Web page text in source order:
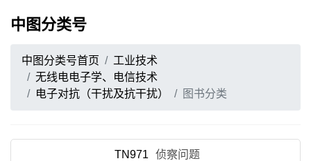
中图分类号
中图分类号首页
工业技术
无线电电子学、电信技术
电子对抗（干扰及抗干扰）
图书分类
TN971 侦察问题